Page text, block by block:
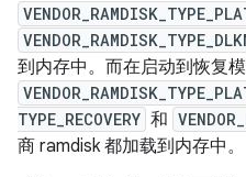
到内存中。而在启动到恢复
TYPE_RECOVERY 和
商 ramdisk 都加载到内存中。